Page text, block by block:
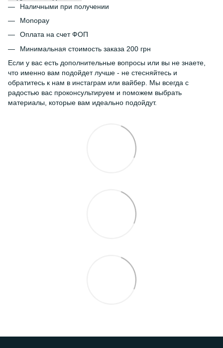
Наличными при получении
Monopay
Оплата на счет ФОП
Минимальная стоимость заказа 200 грн
Если у вас есть дополнительные вопросы или вы не знаете,
что именно вам подойдет лучше - не стесняйтесь и
обратитесь к нам в инстаграм или вайбер. Мы всегда с
радостью вас проконсультируем и поможем выбрать
материалы, которые вам идеально подойдут.